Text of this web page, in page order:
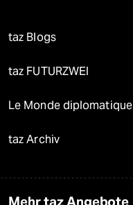
taz Blogs
taz FUTURZWEI
Le Monde diplomatique
taz Archiv
Mehr taz Angebote